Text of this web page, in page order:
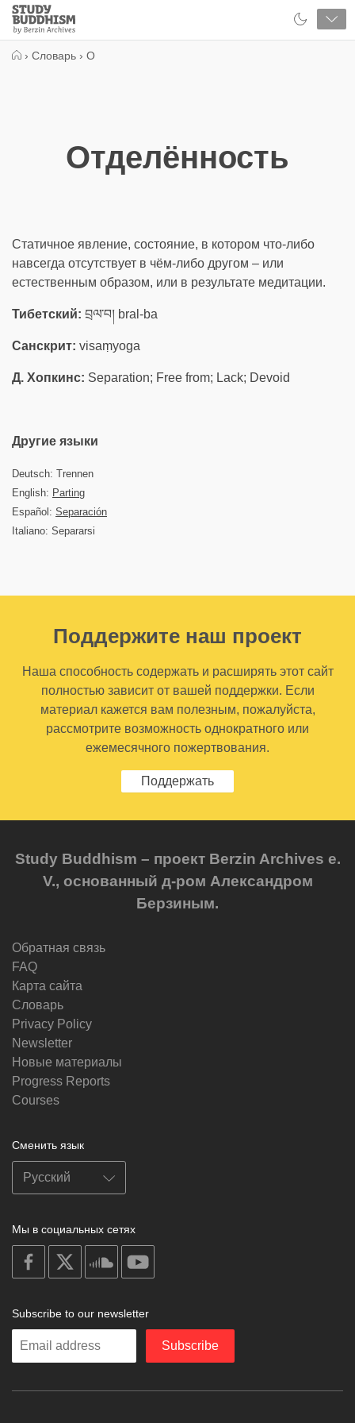
Close
Study
Buddhism
› Словарь › О
Отделённость
Статичное явление, состояние, в котором что-либо
навсегда отсутствует в чём-либо другом – или
естественным образом, или в результате медитации.
Тибетский: བྲལ་བ། bral-ba
Санскрит: visaṃyoga
Д. Хопкинс: Separation; Free from; Lack; Devoid
Другие языки
Deutsch: Trennen
English: Parting
Español: Separación
Italiano: Separarsi
Поддержите наш проект
Наша способность содержать и расширять этот сайт
полностью зависит от вашей поддержки. Если
материал кажется вам полезным, пожалуйста,
рассмотрите возможность однократного или
ежемесячного пожертвования.
Поддержать
Study Buddhism – проект Berzin Archives e.
V., основанный д-ром Александром
Берзиным.
Обратная связь
FAQ
Карта сайта
Словарь
Privacy Policy
Newsletter
Новые материалы
Progress Reports
Courses
Сменить язык
Мы в социальных сетях
on
facebook
soundcloud
Subscribe to our newsletter
Enter
Subscribe